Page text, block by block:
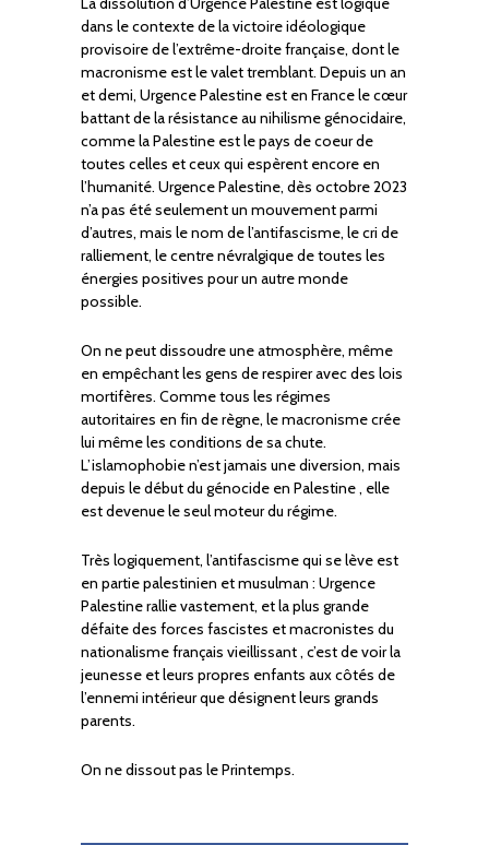
dans le contexte de la victoire idéologique
provisoire de l’extrême-droite française, dont le
macronisme est le valet tremblant. Depuis un an
et demi, Urgence Palestine est en France le cœur
battant de la résistance au nihilisme génocidaire,
comme la Palestine est le pays de coeur de
toutes celles et ceux qui espèrent encore en
l’humanité. Urgence Palestine, dès octobre 2023
n’a pas été seulement un mouvement parmi
d’autres, mais le nom de l’antifascisme, le cri de
ralliement, le centre névralgique de toutes les
énergies positives pour un autre monde
possible.
On ne peut dissoudre une atmosphère, même
en empêchant les gens de respirer avec des lois
mortifères. Comme tous les régimes
autoritaires en fin de règne, le macronisme crée
lui même les conditions de sa chute.
L’islamophobie n’est jamais une diversion, mais
depuis le début du génocide en Palestine , elle
est devenue le seul moteur du régime.
Très logiquement, l’antifascisme qui se lève est
en partie palestinien et musulman : Urgence
Palestine rallie vastement, et la plus grande
défaite des forces fascistes et macronistes du
nationalisme français vieillissant , c’est de voir la
jeunesse et leurs propres enfants aux côtés de
l’ennemi intérieur que désignent leurs grands
parents.
On ne dissout pas le Printemps.